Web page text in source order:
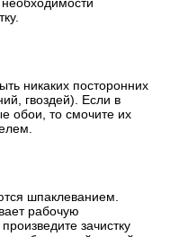
с улицей, могут
и грибок. Если вы
никаких посторонних